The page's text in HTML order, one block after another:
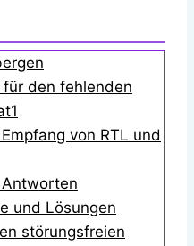
den fehlenden
von RTL und
und Lösungen
störungsfreien